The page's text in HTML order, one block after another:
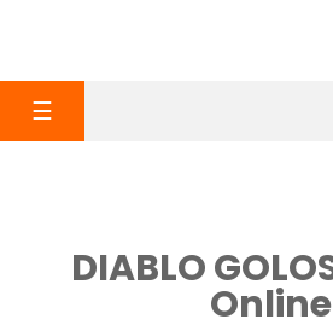
navigazione
☰
DIABLO
Online